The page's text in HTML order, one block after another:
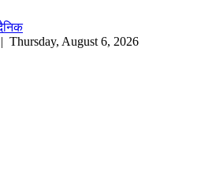
| Thursday, August 6, 2026